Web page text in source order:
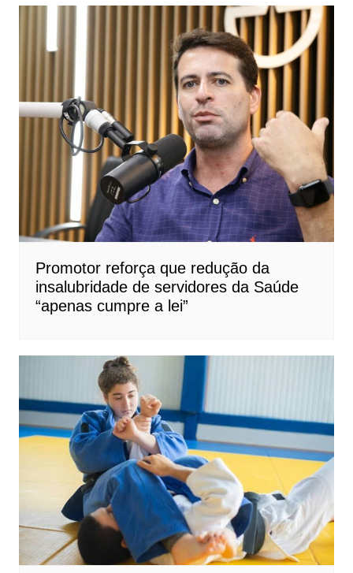
Promotor reforça que redução da
insalubridade de servidores da Saúde
“apenas cumpre a lei”